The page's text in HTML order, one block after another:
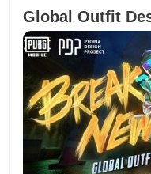
Global Outfit